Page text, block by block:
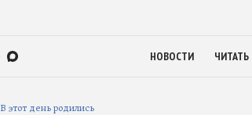
НОВОСТИ ЧИТАТЬ
В этот день родились